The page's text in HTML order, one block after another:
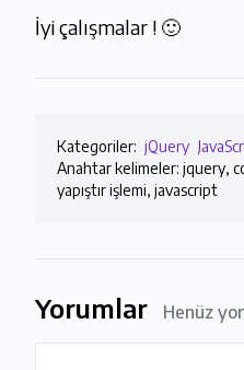
İyi çalışmalar ! 🙂
Kategoriler: jQuery
Anahtar kelimeler: jquery,
yapıştır işlemi, javascript
Yorumlar Henüz